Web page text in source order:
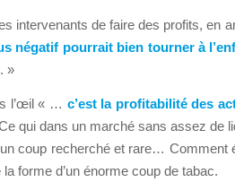
intervenants de faire des profits,
négatif pourrait bien tourner à
»
l’œil « … c’est la profitabilité des
qui dans un marché sans assez de
coup recherché et rare…
forme d’un énorme coup de tabac.